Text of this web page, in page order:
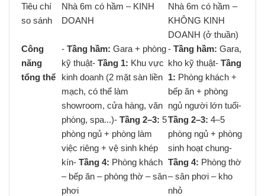
Tiêu chí
so sánh
Nhà 6m có hầm – KINH
DOANH
Nhà 6m có hầm –
KHÔNG KINH
DOANH (ở thuần)
Công
năng
tổng thể
- Tầng hầm: Gara + phòng
kỹ thuật- Tầng 1: Khu vực
kinh doanh (2 mặt sàn liền
mạch, có thể làm
showroom, cửa hàng, văn
phòng, spa...)- Tầng 2–3: 5
phòng ngủ + phòng làm
việc riêng + vệ sinh khép
kín- Tầng 4: Phòng khách
– bếp ăn – phòng thờ – sân
phơi
- Tầng hầm: Gara,
kho kỹ thuật- Tầng
1: Phòng khách +
bếp ăn + phòng
ngủ người lớn tuổi-
Tầng 2–3: 4–5
phòng ngủ + phòng
sinh hoạt chung-
Tầng 4: Phòng thờ
– sân phơi – kho
nhỏ